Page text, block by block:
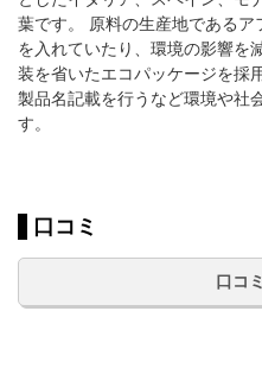
葉です。 原料の生産地である
を入れていたり、環境の影響を
装を省いたエコパッケージを採
製品名記載を行うなど環境や社
す。
口コミ
口コ